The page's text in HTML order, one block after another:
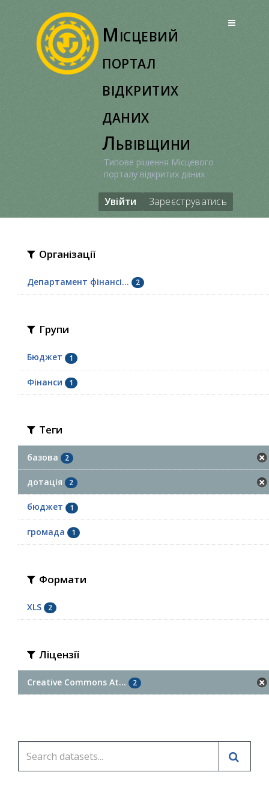
Місцевий
портал
відкритих
даних
Львівщини
Типове рішення Місцевого
порталу відкритих даних
Увійти Зареєструватись
Організації
Департамент фінансі... 2
Групи
Бюджет 1
Фінанси 1
Теги
базова 2
дотація 2
бюджет 1
громада 1
Формати
XLS 2
Ліцензії
Creative Commons At... 2